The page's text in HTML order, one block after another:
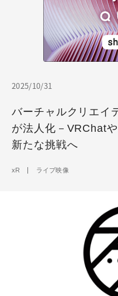
2025/10/31
バーチャルクリエイ
が法人化－VRChat
新たな挑戦へ
xR ライブ映像